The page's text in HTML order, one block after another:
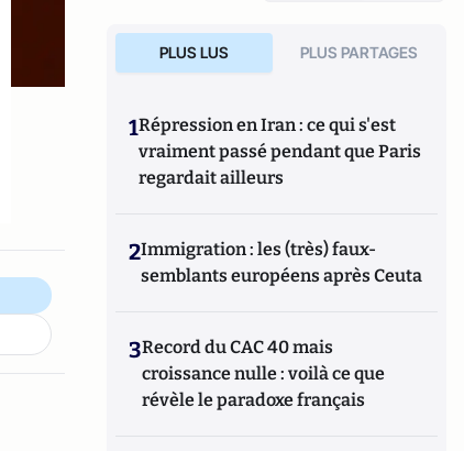
PLUS LUS PLUS PARTAGES
1Répression en Iran : ce qui s'est
vraiment passé pendant que Paris
regardait ailleurs
2Immigration : les (très) faux-
semblants européens après Ceuta
3Record du CAC 40 mais
croissance nulle : voilà ce que
révèle le paradoxe français